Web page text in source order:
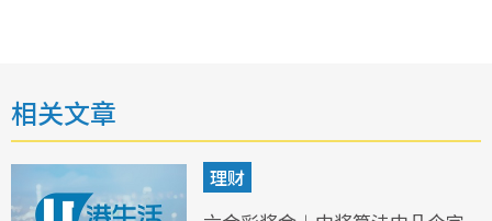
相关文章
理财